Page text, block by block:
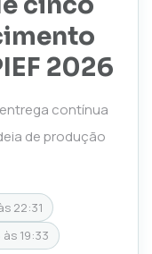
2026
contínua
de produção
22:31
19:33